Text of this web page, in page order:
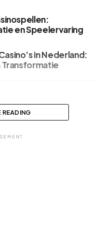
en Speelervaring
in Nederland:
Transformatie